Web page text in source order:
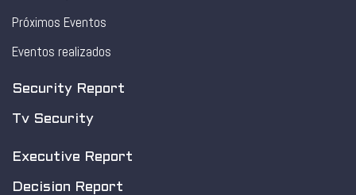
Próximos Eventos
Eventos realizados
Security Report
Tv Security
Executive Report
Decision Report